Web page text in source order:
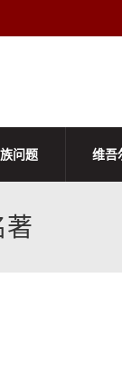
问题 维吾
著